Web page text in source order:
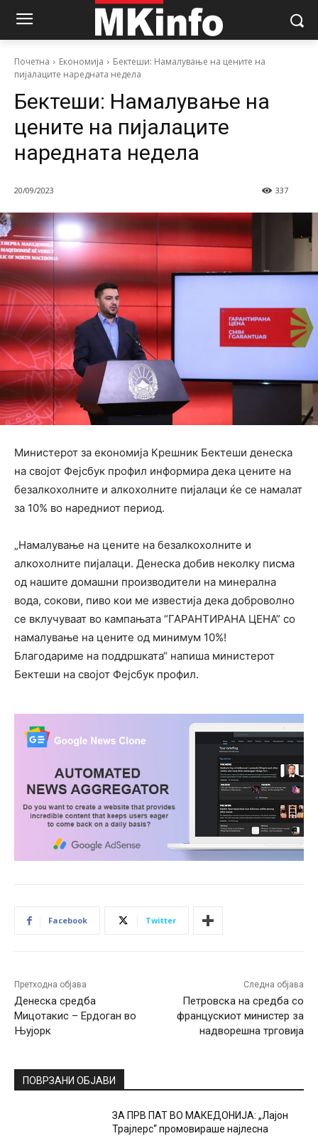
Почетна Економија
Бектеши: Намалување на цените на
пијалаците наредната недела
Бектеши: Намалување на
цените на пијалаците
наредната недела
20/09/2023 337
Министерот за економија Крешник Бектеши денеска
на својот Фејсбук профил информира дека цените на
безалкохолните и алкохолните пијалаци ќе се намалат
за 10% во наредниот период.
„Намалување на цените на безалкохолните и
алкохолните пијалаци. Денеска добив неколку писма
од нашите домашни производители на минерална
вода, сокови, пиво кои ме известија дека доброволно
се вклучуваат во кампањата “ГАРАНТИРАНА ЦЕНА” со
намалување на цените од минимум 10%!
Благодариме на поддршката“ напиша министерот
Бектеши на својот Фејсбук профил.
Facebook Twitter
Претходна објава
Денеска средба
Мицотакис – Ердоган во
Њујорк
Следна објава
Петровска на средба со
францускиот министер за
надворешна трговија
ПОВРЗАНИ ОБЈАВИ
ЗА ПРВ ПАТ ВО МАКЕДОНИЈА: „Лајон
Трајлерс“ промовираше најлесна